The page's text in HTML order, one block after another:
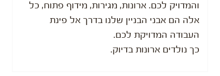
והמדויק לכם. ארונות, מגירות, מידוף פתוח, כל
אלה הם אבני הבניין שלנו בדרך אל פינת
העבודה המדויקת לכם.
כך נולדים ארונות בדיוק.